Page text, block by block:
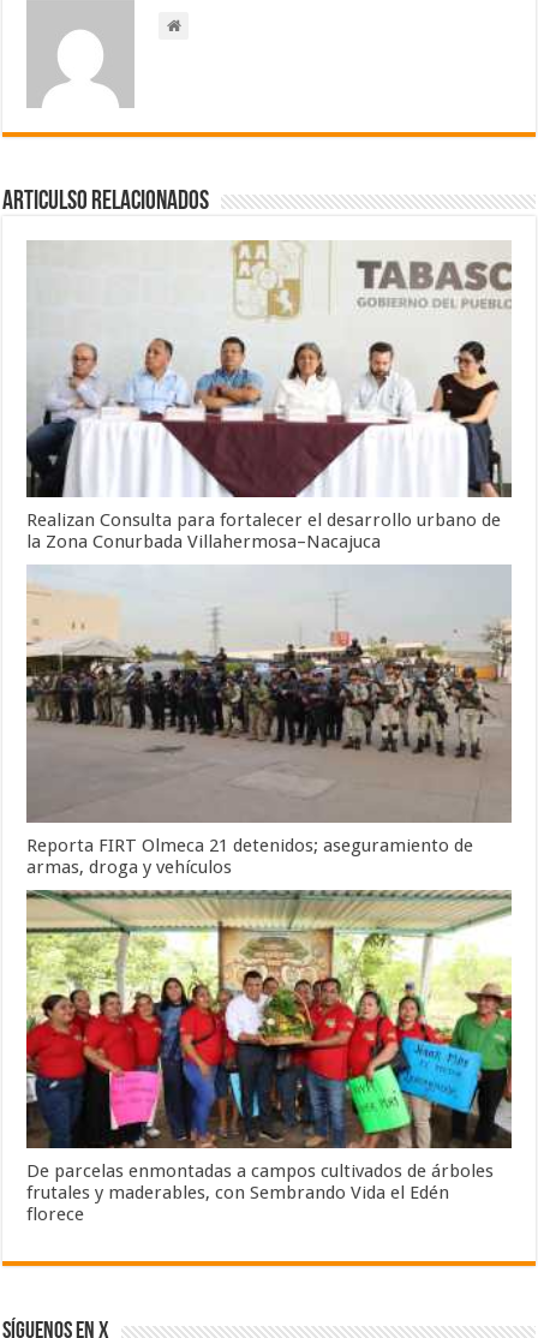
Articulso Relacionados
Realizan Consulta para fortalecer el desarrollo urbano de
la Zona Conurbada Villahermosa–Nacajuca
Reporta FIRT Olmeca 21 detenidos; aseguramiento de
armas, droga y vehículos
De parcelas enmontadas a campos cultivados de árboles
frutales y maderables, con Sembrando Vida el Edén
florece
SÍGUENOS EN X